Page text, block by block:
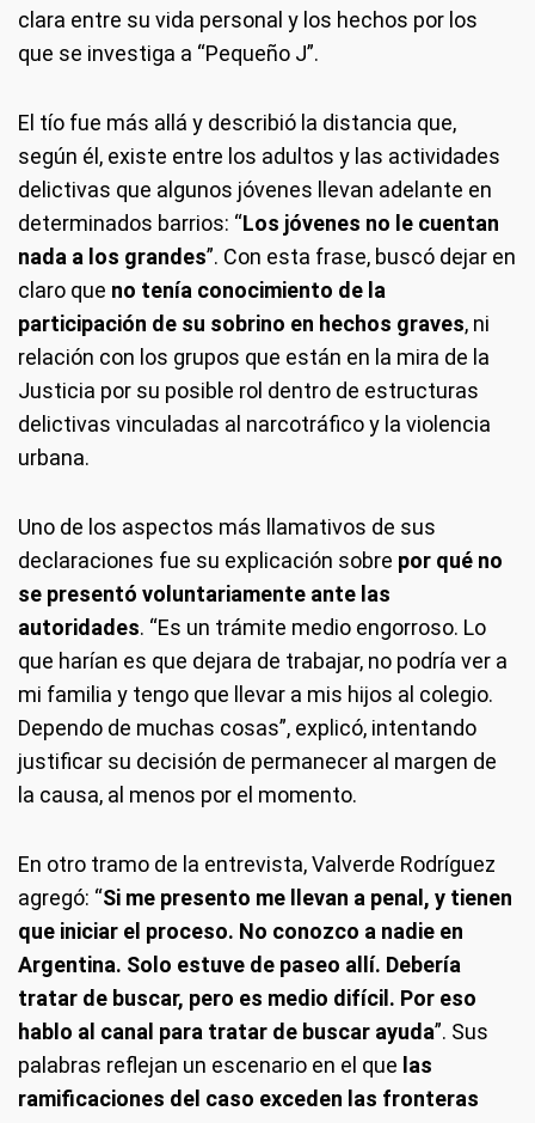
clara entre su vida personal y los hechos por los
que se investiga a “Pequeño J”.
El tío fue más allá y describió la distancia que,
según él, existe entre los adultos y las actividades
delictivas que algunos jóvenes llevan adelante en
determinados barrios: “Los jóvenes no le cuentan
nada a los grandes”. Con esta frase, buscó dejar en
claro que no tenía conocimiento de la
participación de su sobrino en hechos graves, ni
relación con los grupos que están en la mira de la
Justicia por su posible rol dentro de estructuras
delictivas vinculadas al narcotráfico y la violencia
urbana.
Uno de los aspectos más llamativos de sus
declaraciones fue su explicación sobre por qué no
se presentó voluntariamente ante las
autoridades. “Es un trámite medio engorroso. Lo
que harían es que dejara de trabajar, no podría ver a
mi familia y tengo que llevar a mis hijos al colegio.
Dependo de muchas cosas”, explicó, intentando
justificar su decisión de permanecer al margen de
la causa, al menos por el momento.
En otro tramo de la entrevista, Valverde Rodríguez
agregó: “Si me presento me llevan a penal, y tienen
que iniciar el proceso. No conozco a nadie en
Argentina. Solo estuve de paseo allí. Debería
tratar de buscar, pero es medio difícil. Por eso
hablo al canal para tratar de buscar ayuda”. Sus
palabras reflejan un escenario en el que las
ramificaciones del caso exceden las fronteras